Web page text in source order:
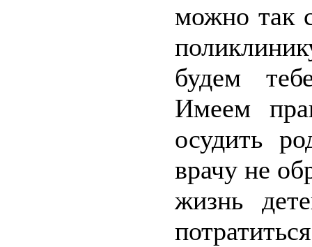
можно так
будем
Имеем
осудить
врачу не
жизнь